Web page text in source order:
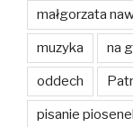
małgorzata
muzyka na
oddech
pisanie